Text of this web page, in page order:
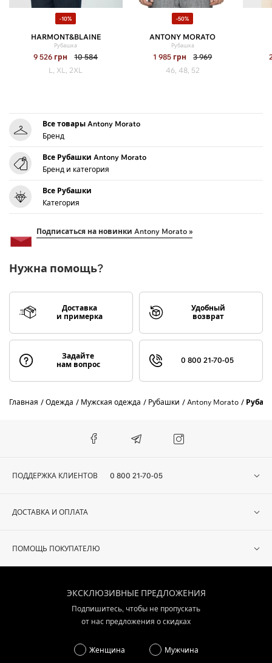
-10%
HARMONT&BLAINE
Рубашка
9 526 грн
10 584
L, XL, 2XL
-50%
ANTONY MORATO
Рубашка
1 985 грн
3 969
46, 48, 52
Все товары Antony Morato
Бренд
Все Рубашки Antony Morato
Бренд и категория
Все Рубашки
Категория
Подписаться на новинки Antony Morato »
Нужна помощь?
Доставка
и примерка
Удобный
возврат
Задайте
нам вопрос
0 800 21-70-05
Главная Одежда Мужская одежда Рубашки Antony Morato
ПОДДЕРЖКА КЛИЕНТОВ 0 800 21-70-05
ДОСТАВКА И ОПЛАТА
ПОМОЩЬ ПОКУПАТЕЛЮ
ЭКСКЛЮЗИВНЫЕ ПРЕДЛОЖЕНИЯ
Подпишитесь, чтобы не пропускать
от нас предложения о скидках
Женщина Мужчина